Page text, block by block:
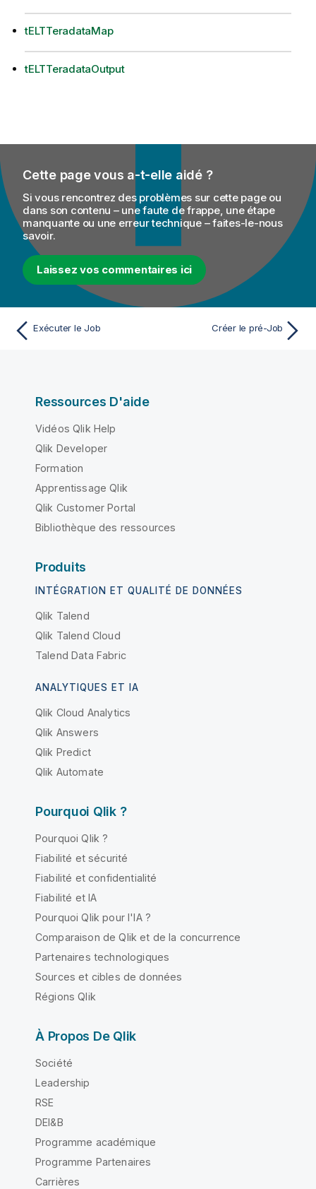
tELTTeradataMap
tELTTeradataOutput
Cette page vous a-t-elle aidé ?
Si vous rencontrez des problèmes sur cette page ou
dans son contenu – une faute de frappe, une étape
manquante ou une erreur technique – faites-le-nous
savoir.
Laissez vos commentaires ici
Exécuter le Job Créer le pré-Job
Ressources D'aide
Vidéos Qlik Help
Qlik Developer
Formation
Apprentissage Qlik
Qlik Customer Portal
Bibliothèque des ressources
Produits
INTÉGRATION ET QUALITÉ DE DONNÉES
Qlik Talend
Qlik Talend Cloud
Talend Data Fabric
ANALYTIQUES ET IA
Qlik Cloud Analytics
Qlik Answers
Qlik Predict
Qlik Automate
Pourquoi Qlik ?
Pourquoi Qlik ?
Fiabilité et sécurité
Fiabilité et confidentialité
Fiabilité et IA
Pourquoi Qlik pour l'IA ?
Comparaison de Qlik et de la concurrence
Partenaires technologiques
Sources et cibles de données
Régions Qlik
À Propos De Qlik
Société
Leadership
RSE
DEI&B
Programme académique
Programme Partenaires
Carrières